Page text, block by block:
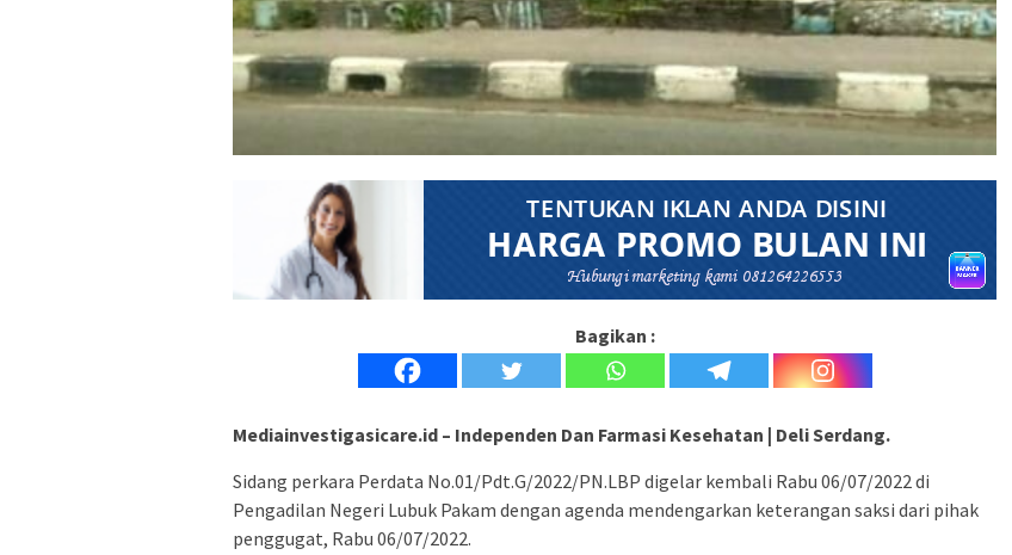
Bagikan :
Mediainvestigasicare.id – Independen Dan Farmasi Kesehatan | Deli Serdang.
Sidang perkara Perdata No.01/Pdt.G/2022/PN.LBP digelar kembali Rabu 06/07/2022 di
Pengadilan Negeri Lubuk Pakam dengan agenda mendengarkan keterangan saksi dari pihak
penggugat, Rabu 06/07/2022.